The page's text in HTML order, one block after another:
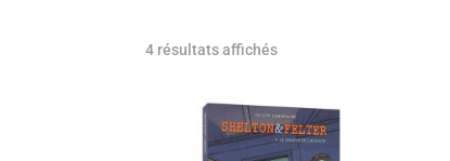
4 résultats affichés